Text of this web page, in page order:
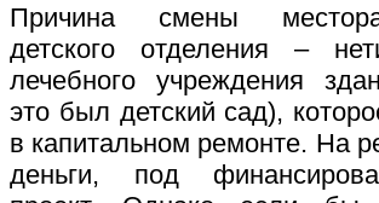
Причина смены
детского отделения –
лечебного учреждения
это был детский сад),
в капитальном ремонте. На
деньги, под